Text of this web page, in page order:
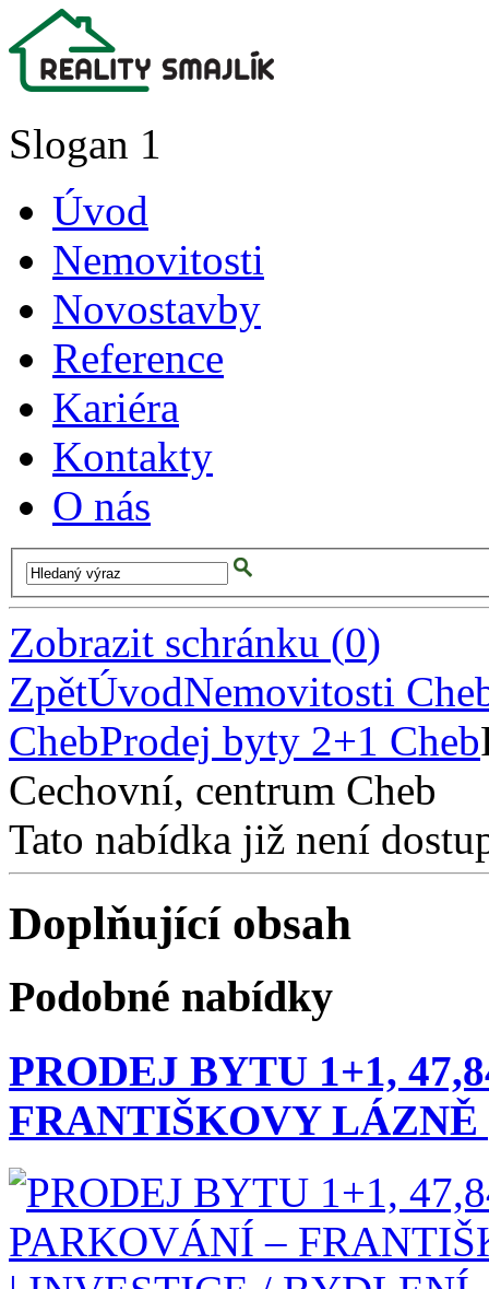
Slogan 1
Úvod
Nemovitosti
Novostavby
Reference
Kariéra
Kontakty
O nás
Zobrazit schránku (0)
ZpětÚvodNemovitosti
ChebProdej byty 2+1 Cheb
Cechovní, centrum Cheb
Tato nabídka již není
Doplňující obsah
Podobné nabídky
PRODEJ BYTU 1+1,
FRANTIŠKOVY